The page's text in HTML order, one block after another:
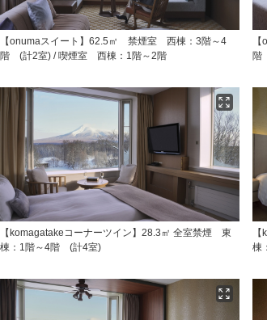
【onumaスイート】62.5㎡ 禁煙室 西棟：3階～4
階 (計2室) / 喫煙室 西棟：1階～2階
階
【komagatakeコーナーツイン】28.3㎡ 全室禁煙 東
棟：1階～4階 (計4室)
棟